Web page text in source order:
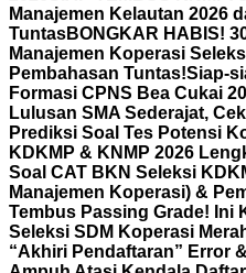
Manajemen Kelautan 2026
TuntasBONGKAR HABIS!
Manajemen Koperasi
Pembahasan Tuntas!Siap-
Formasi CPNS Bea Cukai
Lulusan SMA Sederajat,
Prediksi Soal Tes Potensi
KDKMP & KNMP 2026
Soal CAT BKN Seleksi
Manajemen Koperasi) &
Tembus Passing Grade! Ini
Seleksi SDM Koperasi
“Akhiri Pendaftaran” Error